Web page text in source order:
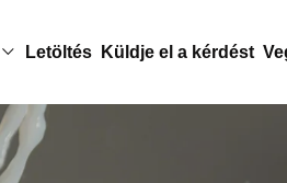
Letöltés Küldje el a kérdést